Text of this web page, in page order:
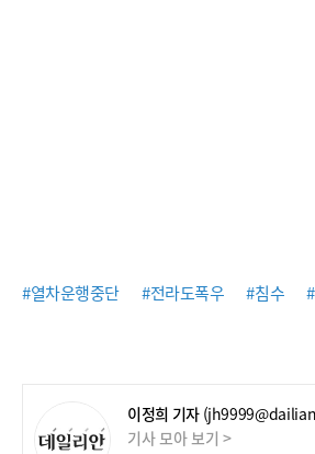
#열차운행중단 #전라도폭우 #침수
이정희 기자
기사 모아 보기 >